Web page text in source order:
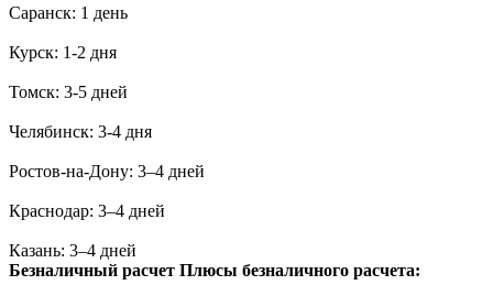
Саранск: 1 день
Курск: 1-2 дня
Томск: 3-5 дней
Челябинск: 3-4 дня
Ростов-на-Дону: 3–4 дней
Краснодар: 3–4 дней
Казань: 3–4 дней
Безналичный расчет Плюсы безналичного расчета: